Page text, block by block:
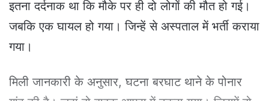
इतना दर्दनाक था कि मौके पर ही दो लोगों की मौत हो गई।
जबकि एक घायल हो गया। जिन्हें से अस्पताल में भर्ती कराया
गया।
मिली जानकारी के अनुसार, घटना बरघाट थाने के पोनार